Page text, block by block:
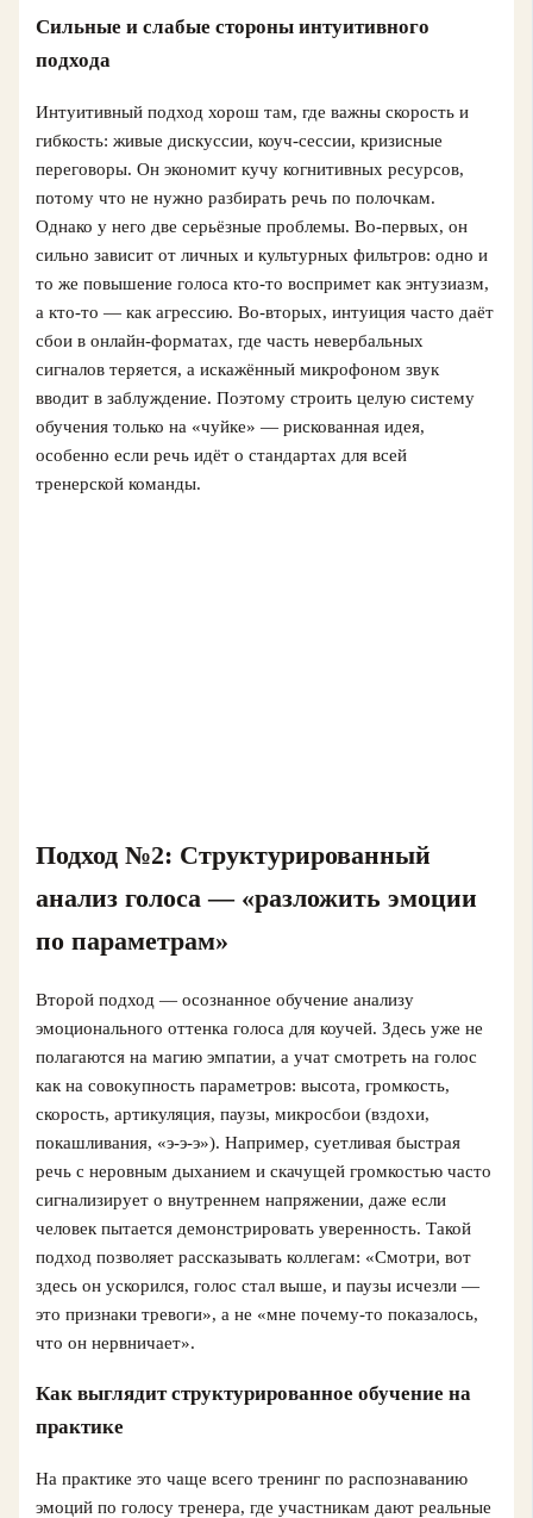
Сильные и слабые стороны интуитивного
подхода
Интуитивный подход хорош там, где важны скорость и
гибкость: живые дискуссии, коуч-сессии, кризисные
переговоры. Он экономит кучу когнитивных ресурсов,
потому что не нужно разбирать речь по полочкам.
Однако у него две серьёзные проблемы. Во-первых, он
сильно зависит от личных и культурных фильтров: одно и
то же повышение голоса кто-то воспримет как энтузиазм,
а кто-то — как агрессию. Во-вторых, интуиция часто даёт
сбои в онлайн-форматах, где часть невербальных
сигналов теряется, а искажённый микрофоном звук
вводит в заблуждение. Поэтому строить целую систему
обучения только на «чуйке» — рискованная идея,
особенно если речь идёт о стандартах для всей
тренерской команды.
Подход №2: Структурированный
анализ голоса — «разложить эмоции
по параметрам»
Второй подход — осознанное обучение анализу
эмоционального оттенка голоса для коучей. Здесь уже не
полагаются на магию эмпатии, а учат смотреть на голос
как на совокупность параметров: высота, громкость,
скорость, артикуляция, паузы, микросбои (вздохи,
покашливания, «э-э-э»). Например, суетливая быстрая
речь с неровным дыханием и скачущей громкостью часто
сигнализирует о внутреннем напряжении, даже если
человек пытается демонстрировать уверенность. Такой
подход позволяет рассказывать коллегам: «Смотри, вот
здесь он ускорился, голос стал выше, и паузы исчезли —
это признаки тревоги», а не «мне почему-то показалось,
что он нервничает».
Как выглядит структурированное обучение на
практике
На практике это чаще всего тренинг по распознаванию
эмоций по голосу тренера, где участникам дают реальные